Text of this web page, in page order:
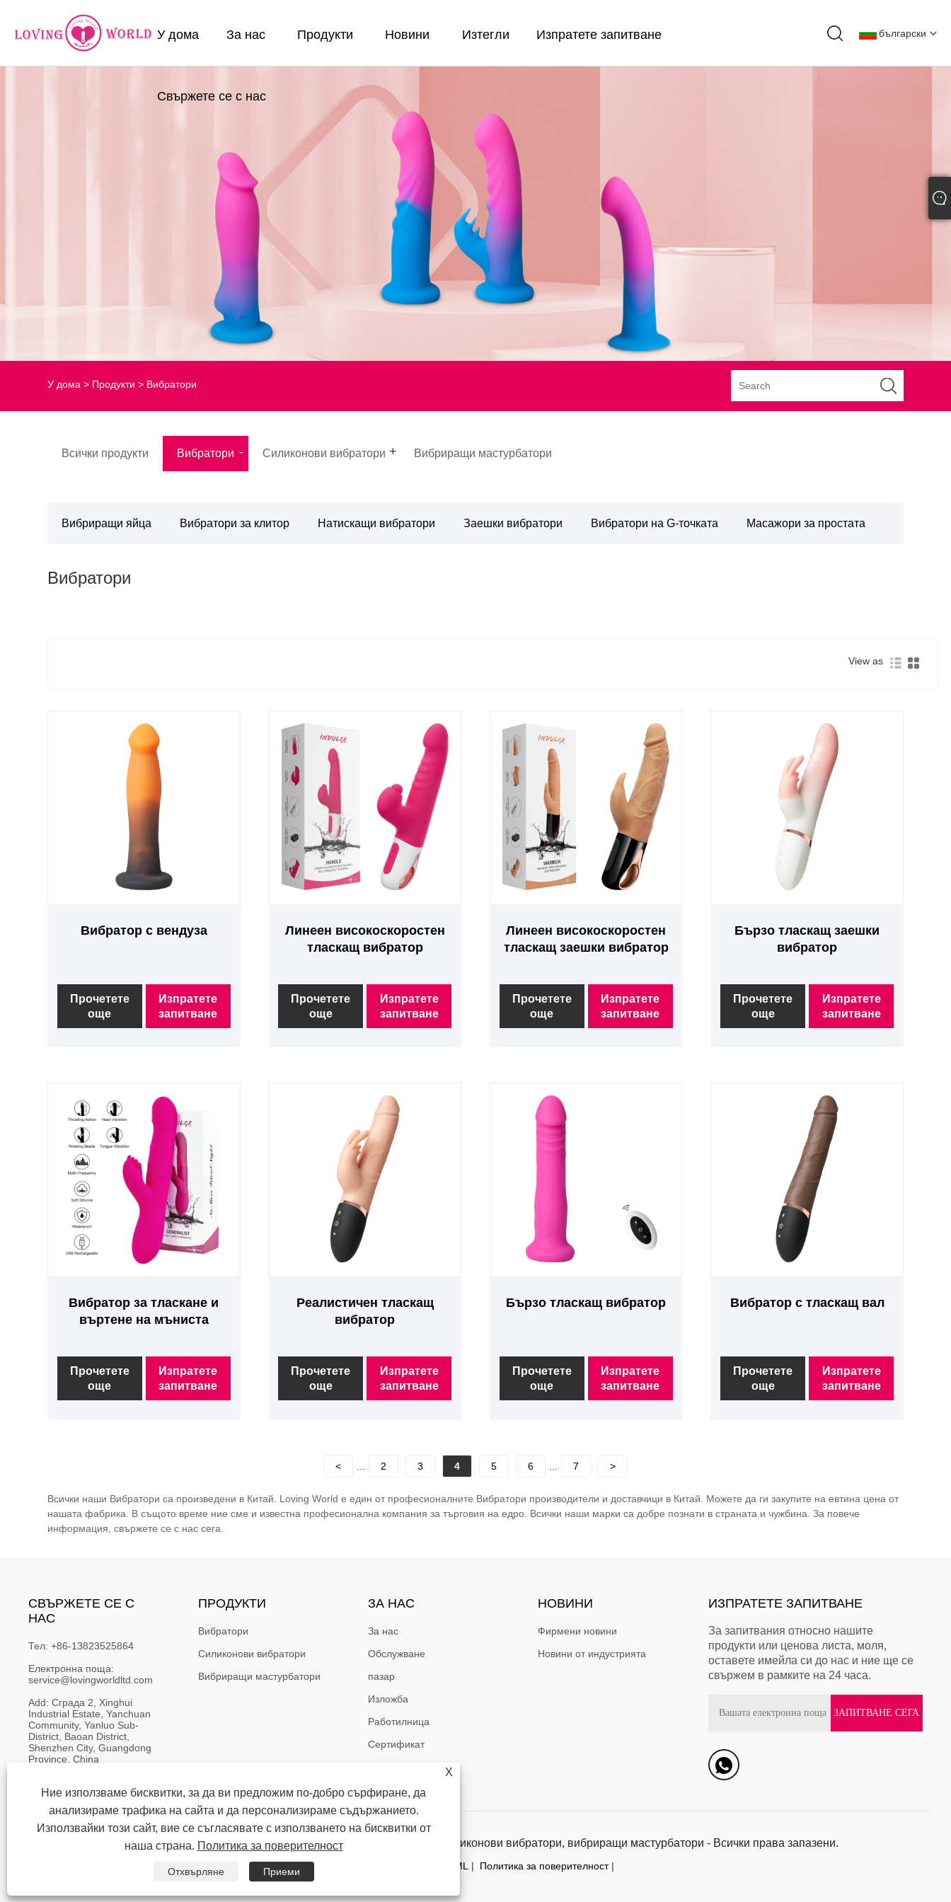
У дома За нас Продукти Новини Изтегли Изпратете запитване
Свържете се с нас
български
У дома > Продукти > Вибратори
Всички продукти Вибратори Силиконови вибратори Вибриращи мастурбатори
Вибриращи яйца Вибратори за клитор Натискащи вибратори Заешки вибратори Вибратори на G-точката Масажори за простата
Вибратори
View as
Вибратор с вендуза
Прочетете
още
Изпратете
запитване
Линеен високоскоростен
тласкащ вибратор
Прочетете
още
Изпратете
запитване
Линеен високоскоростен
тласкащ заешки вибратор
Прочетете
още
Изпратете
запитване
Бързо тласкащ заешки
вибратор
Прочетете
още
Изпратете
запитване
Вибратор за тласкане и
въртене на мъниста
Прочетете
още
Изпратете
запитване
Реалистичен тласкащ
вибратор
Прочетете
още
Изпратете
запитване
Бързо тласкащ вибратор
Прочетете
още
Изпратете
запитване
Вибратор с тласкащ вал
Прочетете
още
Изпратете
запитване
< 2 3 4 5 6 7 >
Всички наши Вибратори са произведени в Китай. Loving World е един от професионалните Вибратори производители и доставчици в Китай. Можете да ги закупите на евтина цена от
нашата фабрика. В същото време ние сме и известна професионална компания за търговия на едро. Всички наши марки са добре познати в страната и чужбина. За повече
информация, свържете се с нас сега.
СВЪРЖЕТЕ СЕ С
НАС
Тел: +86-13823525864
Електронна поща:
service@lovingworldltd.com
Add: Сграда 2, Xinghui
Industrial Estate, Yanchuan
Community, Yanluo Sub-
District, Baoan District,
Shenzhen City, Guangdong
Province, China
ПРОДУКТИ
Вибратори
Силиконови вибратори
Вибриращи мастурбатори
ЗА НАС
За нас
Обслужване
пазар
Изложба
Работилница
Сертификат
НОВИНИ
Фирмени новини
Новини от индустрията
ИЗПРАТЕТЕ ЗАПИТВАНЕ
За запитвания относно нашите
продукти или ценова листа, моля,
оставете имейла си до нас и ние ще се
свържем в рамките на 24 часа.
Copyright © 2023 Shenzhen Loving World Co., Ltd. - Вибратори, силиконови вибратори, вибриращи мастурбатори - Всички права запазени.
XML | Политика за поверителност|
X
Ние използваме бисквитки, за да ви предложим по-добро сърфиране, да
анализираме трафика на сайта и да персонализираме съдържанието.
Използвайки този сайт, вие се съгласявате с използването на бисквитки от
наша страна. Политика за поверителност
Отхвърляне Приеми